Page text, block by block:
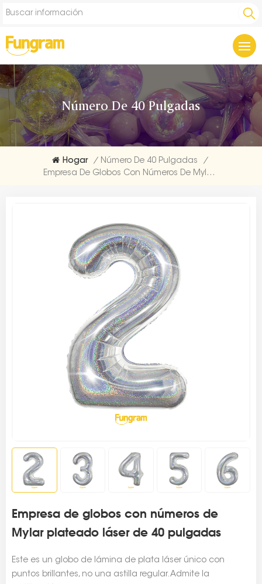
Número De 40 Pulgadas
Hogar / Número De 40 Pulgadas
/
Empresa De Globos Con Números De Mylar Plateado Láser De 40 Pulgadas
Empresa de globos con números de
Mylar plateado láser de 40 pulgadas
Este es un globo de lámina de plata láser único con
puntos brillantes, no una astilla regular. Admite la